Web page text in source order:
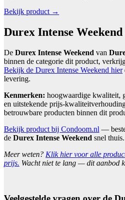
Bekijk product →
Durex Intense
De Durex Intense Weekend van
binnen de categorie dit product,
Bekijk de Durex Intense Weekend hier
levering.
Kenmerken: hoogwaardige kwaliteit,
en uitstekende prijs-
betrouwbare producten binnen dit
Bekijk product bij Condoom.nl —
de Durex Intense Weekend snel thuis.
Meer weten? Klik hier voor alle
prijs. Wacht niet te lang — dit aanbod